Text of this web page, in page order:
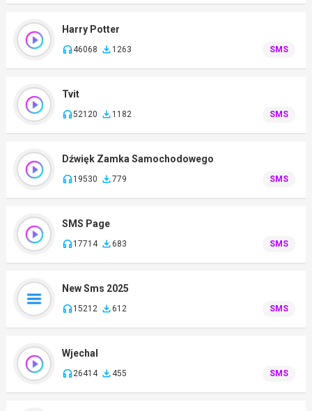
Harry Potter
46068 1263 SMS
Tvit
52120 1182 SMS
Dźwięk Zamka Samochodowego
19530 779 SMS
SMS Page
17714 683 SMS
New Sms 2025
15212 612 SMS
Wjechal
26414 455 SMS